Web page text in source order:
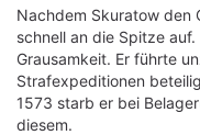
Nachdem Skuratow den
schnell an die Spitze
Grausamkeit. Er führte
Strafexpeditionen
1573 starb er bei
diesem.